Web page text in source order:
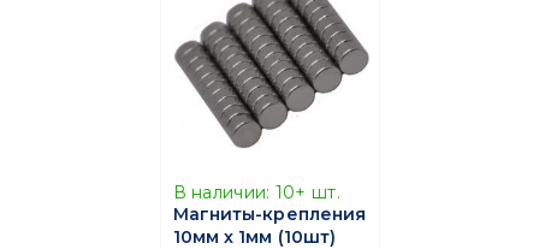
В наличии: 10+ шт.
Магниты-крепления
10мм х 1мм (10шт)